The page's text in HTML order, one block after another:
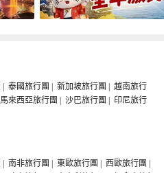
| 泰國旅行團 | 新加坡旅行團 | 越南旅行
馬來西亞旅行團 | 沙巴旅行團 | 印尼旅行
| 南非旅行團 | 東歐旅行團 | 西歐旅行團 |